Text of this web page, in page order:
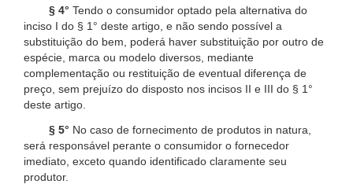
§ 4° Tendo o consumidor optado pela alternativa do
inciso I do § 1° deste artigo, e não sendo possível a
substituição do bem, poderá haver substituição por outro de
espécie, marca ou modelo diversos, mediante
complementação ou restituição de eventual diferença de
preço, sem prejuízo do disposto nos incisos II e III do § 1°
deste artigo.
§ 5° No caso de fornecimento de produtos in natura,
será responsável perante o consumidor o fornecedor
imediato, exceto quando identificado claramente seu
produtor.